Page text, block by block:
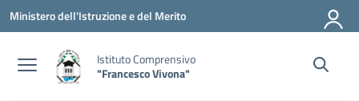
Vai ai contenuti
Vai al menu di navigazione
Vai al footer
Ministero dell'Istruzione e del Merito
Istituto Comprensivo
"Francesco Vivona"